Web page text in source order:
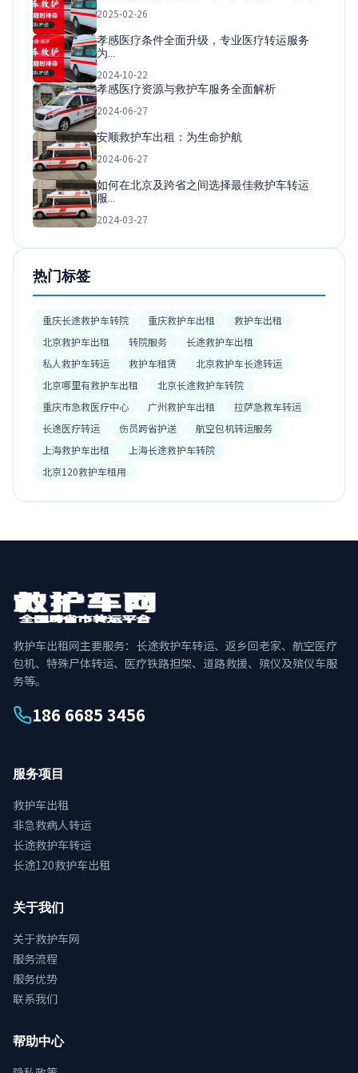
2025-02-26
孝感医疗条件全面升级，专业医疗转运服务
为…
2024-10-22
孝感医疗资源与救护车服务全面解析
2024-06-27
安顺救护车出租：为生命护航
2024-06-27
如何在北京及跨省之间选择最佳救护车转运
服…
2024-03-27
热门标签
重庆长途救护车转院 重庆救护车出租
救护车出租
北京救护车出租
转院服务
长途救护车出租
私人救护车转运
救护车租赁
北京救护车长途转运
北京哪里有救护车出租
北京长途救护车转院
重庆市急救医疗中心
广州救护车出租
拉萨急救车转运
长途医疗转运
伤员跨省护送
航空包机转运服务
上海救护车出租
上海长途救护车转院
北京120救护车租用
救护车出租网主要服务：长途救护车转运、返乡回老家、航空医疗
包机、特殊尸体转运、医疗铁路担架、道路救援、殡仪及殡仪车服
务等。
186 6685 3456
服务项目
救护车出租
非急救病人转运
长途救护车转运
长途120救护车出租
关于我们
关于救护车网
服务流程
服务优势
联系我们
帮助中心